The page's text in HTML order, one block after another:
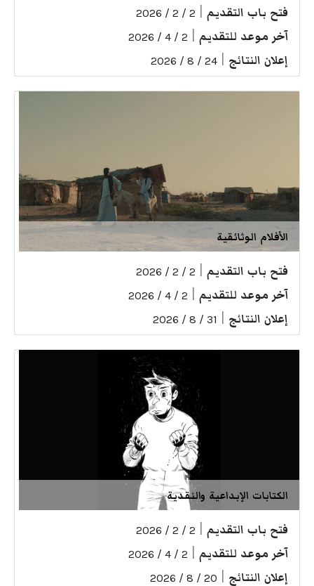
فتح باب التقديم 2 / 2 / 2026
آخر موعد للتقديم 2 / 4 / 2026
إعلان النتائج 24 / 8 / 2026
الأفلام الوثائقية
فتح باب التقديم 2 / 2 / 2026
آخر موعد للتقديم 2 / 4 / 2026
إعلان النتائج 31 / 8 / 2026
الكتابات الإبداعية والنقدية
فتح باب التقديم 2 / 2 / 2026
آخر موعد للتقديم 2 / 4 / 2026
إعلان النتائج 20 / 8 / 2026